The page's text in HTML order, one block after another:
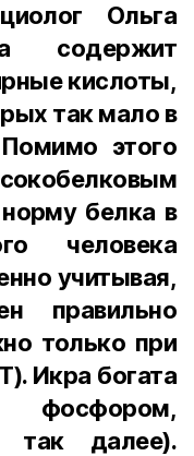
Ольга
содержит
кислоты,
так мало в
этого
белка в
человека
учитывая,
правильно
только при
Икра богата
фосфором,
далее).